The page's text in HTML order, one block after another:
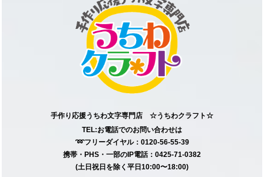
手作り応援うちわ文字専門店 ☆うちわクラフト☆
TEL:お電話でのお問い合わせは
➿フリーダイヤル：0120-56-55-39
携帯・PHS・一部のIP電話：0425-71-0382
(土日祝日を除く平日10:00〜18:00)